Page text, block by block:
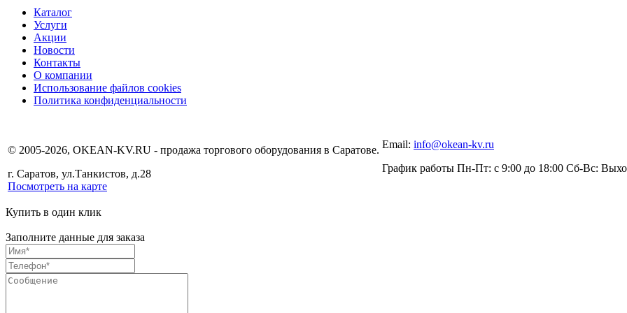
Каталог
Услуги
Акции
Новости
Контакты
О компании
Использование файлов cookies
Политика конфиденциальности
© 2005-2026, OKEAN-KV.RU - продажа торгового оборудования в Саратове.
г. Саратов, ул.Танкистов, д.28
Посмотреть на карте
Email: info@okean-kv.ru
График работы Пн-Пт: с 9:00 до 18:00 Сб-Вс:
Купить в один клик
Заполните данные для заказа